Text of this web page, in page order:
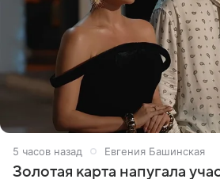
5 часов назад Евгения Башинская
Золотая карта напугала